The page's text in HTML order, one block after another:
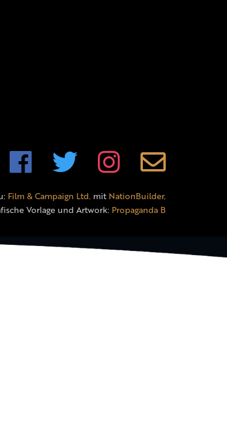
Film & Campaign Ltd. mit NationBuilder.
Vorlage und Artwork: Propaganda B